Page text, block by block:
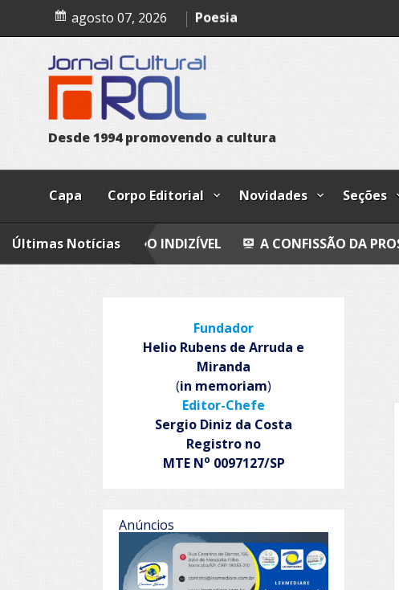
content
agosto 07, 2026
Trust
Poesia
Esferas, petroglifos y calzadas
Desde1994 promovendo a cultura
Capa Corpo Editorial Novidades Seções
Últimas Notícias
DO INDIZÍVEL A CONFISSÃO DA PROSTITUTA I
Fundador
Helio Rubens de Arruda e
Miranda
(in memoriam)
Editor-Chefe
Sergio Diniz da Costa
Registro no
MTE No 0097127/SP
Anúncios